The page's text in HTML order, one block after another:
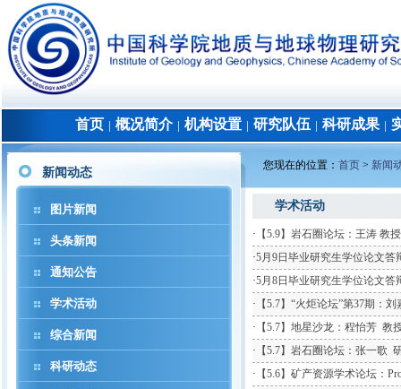
首页 概况简介│ 机构设置 研究队伍 科研成果│
新闻动态
图片新闻
头条新闻
通知公告
学术活动
综合新闻
科研动态
您现在的位置： 首页 > 新闻
学术活动
· 【5.9】岩石圈论坛：王涛 教授
·5月9日毕业研究生学位论文答
·5月8日毕业研究生学位论文答
· 【5.7】“火炬论坛”第37期：
· 【5.7】地星沙龙：程怡芳 教
· 【5.7】岩石圈论坛：张一歌
· 【5.6】矿产资源学术论坛：